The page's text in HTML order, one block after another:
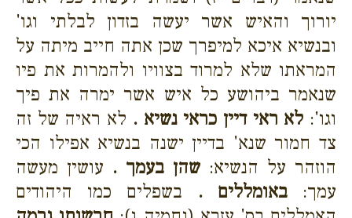
יורוך והאיש אשר יעשה בזדון לבלתי וגו'
ובנשיא איכא למיפרך שכן אתה חייב מיתה על
המראתו שלא למרוד בצוויו ולהמרות את פיו
שנאמר ביהושע כל איש אשר ימרה את פיך
וגו': לא ראי דיין כראי נשיא . לא ראיה של זה
צד חמור שנא' בדיין ישנה בנשיא אפילו הכי
הוזהר על הנשיא: שהן בעמך . עושין מעשה
עמך:באומללים . בשפלים כמו היהודים